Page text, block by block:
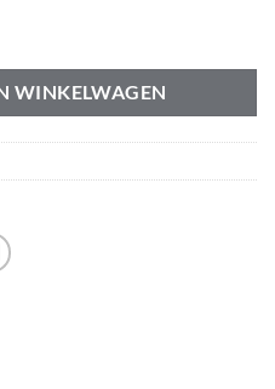
WINKELWAGEN